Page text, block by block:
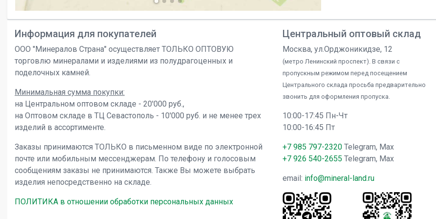
Информация для покупателей
ООО "Минералов Страна" осуществляет ТОЛЬКО ОПТОВУЮ
торговлю минералами и изделиями из полудрагоценных и
поделочных камней.
Минимальная сумма покупки:
на Центральном оптовом складе - 20'000 руб.,
на Оптовом складе в ТЦ Севастополь - 10'000 руб. и не менее трех
изделий в ассортименте.
Заказы принимаются ТОЛЬКО в письменном виде по электронной
почте или мобильным мессенджерам. По телефону и голосовым
сообщениям заказы не принимаются. Также Вы можете выбрать
изделия непосредственно на складе.
ПОЛИТИКА в отношении обработки персональных данных
Центральный оптовый склад
Москва, ул.Орджоникидзе, 12
(метро Ленинский проспект). В связи с
пропускным режимом перед посещением
Центрального склада просьба предварительно
звонить для оформления пропуска.
10:00-17:45 Пн-Чт
10:00-16:45 Пт
+7 985 797-2320Telegram, Max
+7 926 540-2655 Telegram, Max
email: info@mineral-land.ru